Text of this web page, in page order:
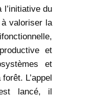
du
valoriser la
et
et
L’appel
lancé, il